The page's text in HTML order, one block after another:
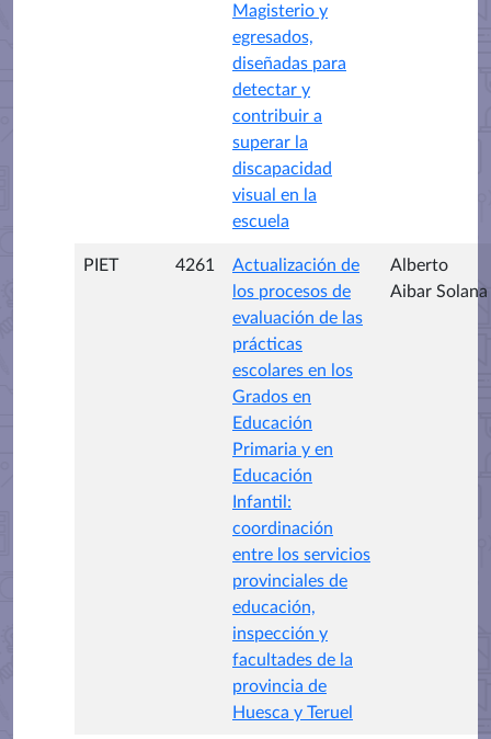
Magisterio y
egresados,
diseñadas para
detectar y
contribuir a
superar la
discapacidad
visual en la
escuela
PIET 4261
Actualización de
los procesos de
evaluación de las
prácticas
escolares en los
Grados en
Educación
Primaria y en
Educación
Infantil:
coordinación
entre los servicios
provinciales de
educación,
inspección y
facultades de la
provincia de
Huesca y Teruel
Alberto
Aibar Solana